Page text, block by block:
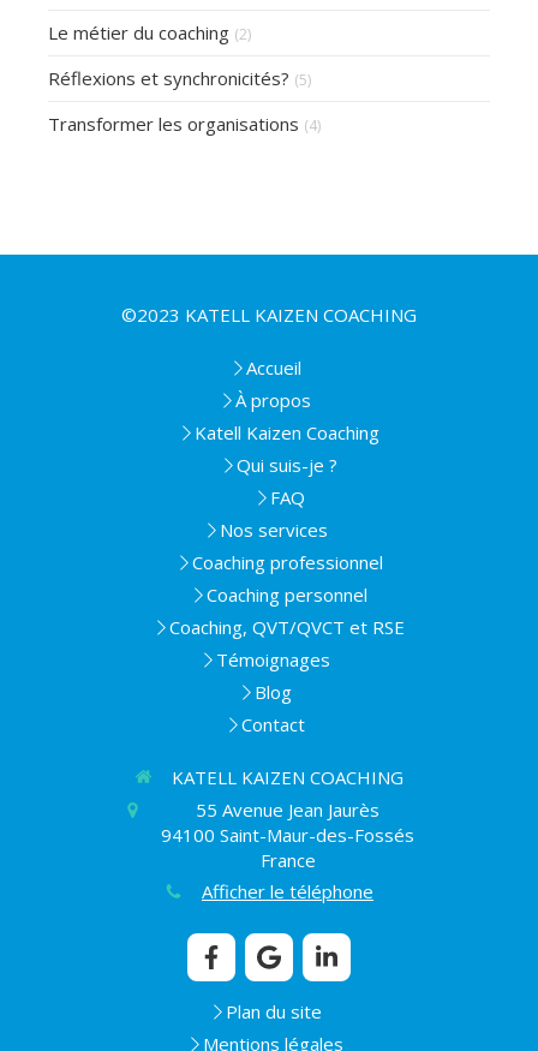
Le métier du coaching (2)
Réflexions et synchronicités? (5)
Transformer les organisations (4)
©2023 KATELL KAIZEN COACHING
Accueil
À propos
Katell Kaizen Coaching
Qui suis-je ?
FAQ
Nos services
Coaching professionnel
Coaching personnel
Coaching, QVT/QVCT et RSE
Témoignages
Blog
Contact
KATELL KAIZEN COACHING
55 Avenue Jean Jaurès
94100 Saint-Maur-des-Fossés
France
Afficher le téléphone
Plan du site
Mentions légales